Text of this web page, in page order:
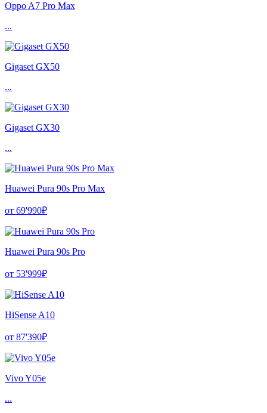
Oppo A7 Pro Max
...
Gigaset GX50
...
Gigaset GX30
...
Huawei Pura 90s Pro Max
от 69'990₽
Huawei Pura 90s Pro
от 53'999₽
HiSense A10
от 87'390₽
Vivo Y05e
...